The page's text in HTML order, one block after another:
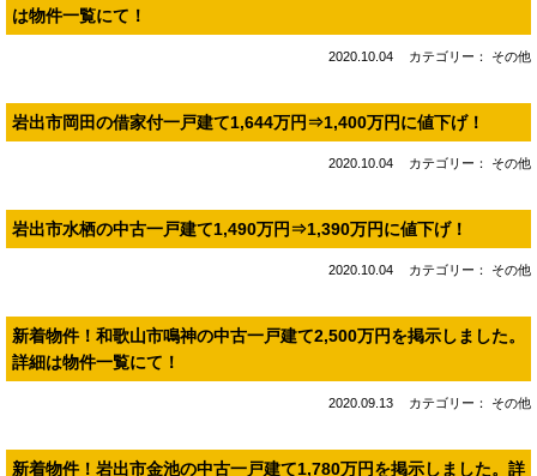
は物件一覧にて！
2020.10.04 カテゴリー： その他
岩出市岡田の借家付一戸建て1,644万円⇒1,400万円に値下げ！
2020.10.04 カテゴリー： その他
岩出市水栖の中古一戸建て1,490万円⇒1,390万円に値下げ！
2020.10.04 カテゴリー： その他
新着物件！和歌山市鳴神の中古一戸建て2,500万円を掲示しました。
詳細は物件一覧にて！
2020.09.13 カテゴリー： その他
新着物件！岩出市金池の中古一戸建て1,780万円を掲示しました。詳